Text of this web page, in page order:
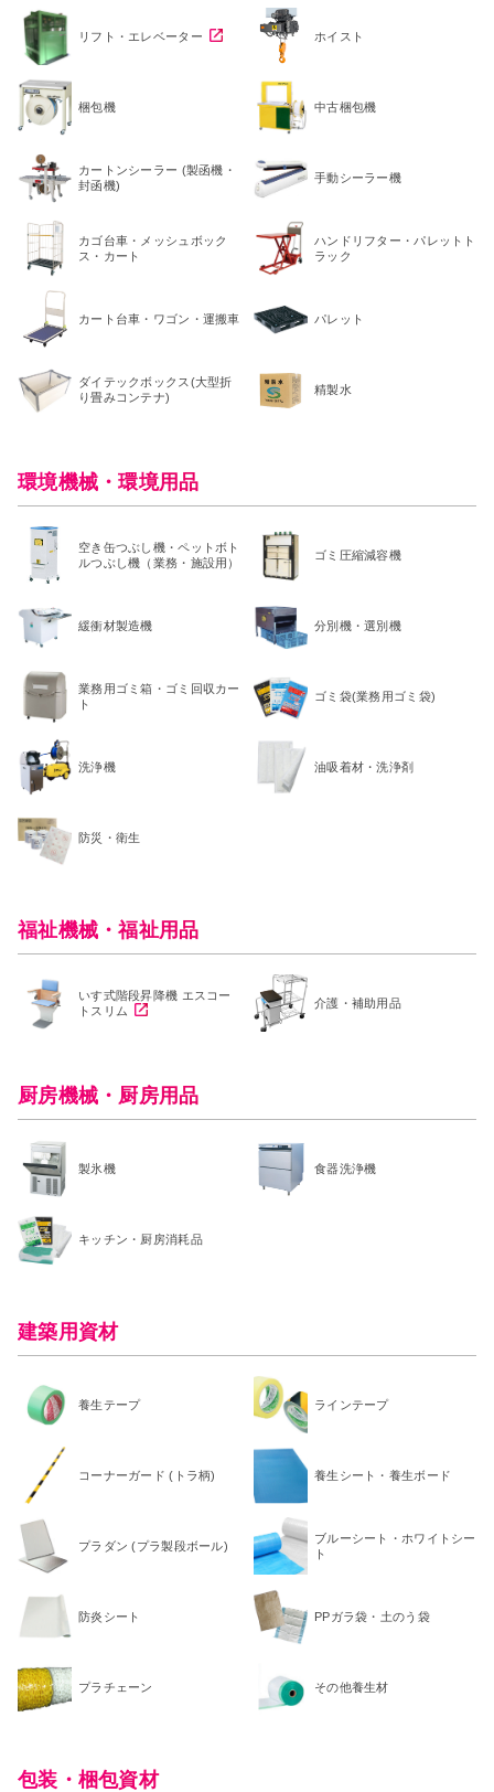
リフト・エレベーター ホイスト
梱包機 中古梱包機
カートンシーラー (製函機・
封函機)
手動シーラー機
カゴ台車・メッシュボック
ス・カート
ハンドリフター・パレットト
ラック
カート台車・ワゴン・運搬車 パレット
ダイテックボックス(大型折
り畳みコンテナ)
精製水
環境機械・環境用品
空き缶つぶし機・ペットボト
ルつぶし機（業務・施設用）
ゴミ圧縮減容機
緩衝材製造機 分別機・選別機
業務用ゴミ箱・ゴミ回収カー
ト
ゴミ袋(業務用ゴミ袋)
洗浄機 油吸着材・洗浄剤
防災・衛生
福祉機械・福祉用品
いす式階段昇降機 エスコー
トスリム
介護・補助用品
厨房機械・厨房用品
製氷機 食器洗浄機
キッチン・厨房消耗品
建築用資材
養生テープ ラインテープ
コーナーガード (トラ柄) 養生シート・養生ボード
プラダン (プラ製段ボール)
ブルーシート・ホワイトシー
ト
防炎シート PPガラ袋・土のう袋
プラチェーン その他養生材
包装・梱包資材